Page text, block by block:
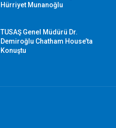
Hürriyet Munanoğlu
TUSAŞ Genel Müdürü Dr.
Demiroğlu Chatham House’ta
Konuştu